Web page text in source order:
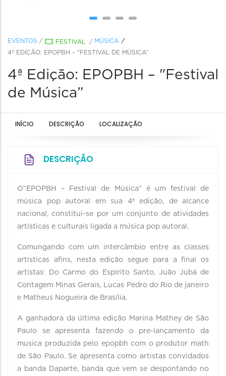
EVENTOS / FESTIVAL / MÚSICA
4ª EDIÇÃO: EPOPBH – "FESTIVAL DE MÚSICA”
4ª Edição: EPOPBH – "Festival
de Música”
INÍCIO DESCRIÇÃO LOCALIZAÇÃO
DESCRIÇÃO
O”EPOPBH – Festival de Música” é um festival de
música pop autoral em sua 4ª edição, de alcance
nacional, constitui-se por um conjunto de atividades
artísticas e culturais ligada a música pop autoral.
Comungando com um intercâmbio entre as classes
artísticas afins, nesta edição segue para a final os
artistas: Do Carmo do Espírito Santo, Juão Jubá de
Contagem Minas Gerais, Lucas Pedro do Rio de janeiro
e Matheus Nogueira de Brasília.
A ganhadora da última edição Marina Mathey de São
Paulo se apresenta fazendo o pre-lançamento da
musica produzida pelo epopbh com o produtor math
de São Paulo. Se apresenta como artistas convidados
a banda Daparte, banda que vem se despontando no